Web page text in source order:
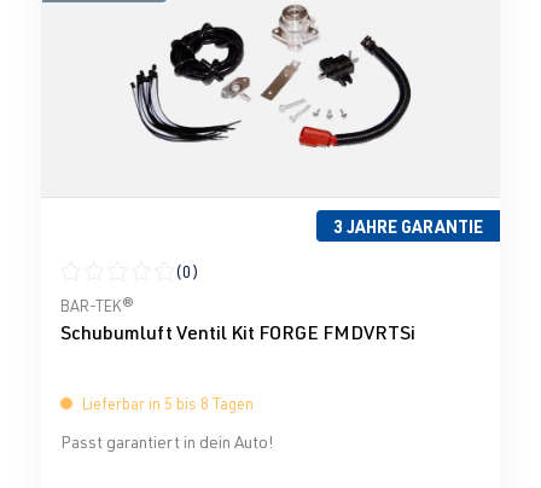
3 JAHRE GARANTIE
Durchschnittliche Bewertung von 0 von 5 Sternen
(0)
BAR-TEK®
Schubumluft Ventil Kit FORGE FMDVRTSi
Lieferbar in 5 bis 8 Tagen
Passt garantiert in dein Auto!